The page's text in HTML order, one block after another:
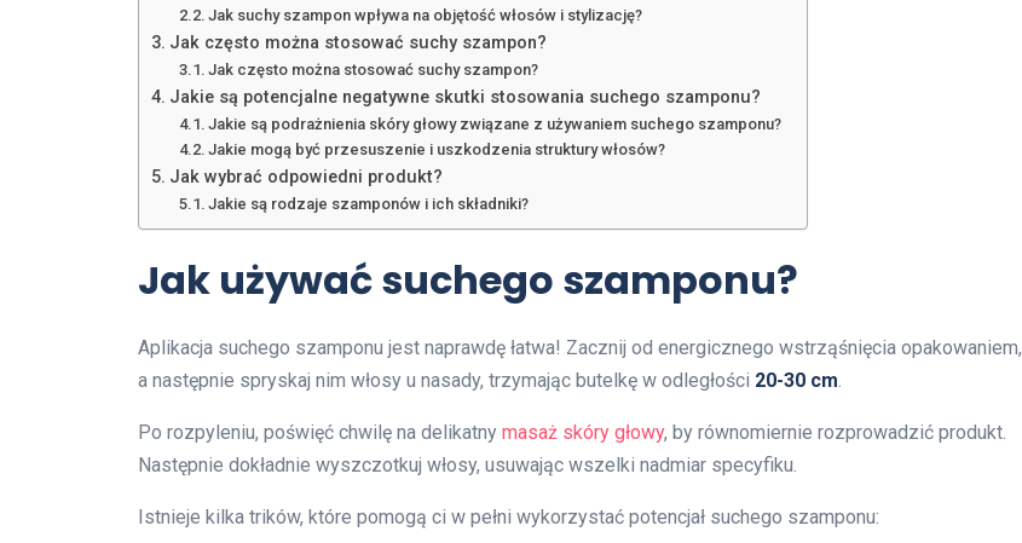
Jak suchy szampon wpływa na objętość włosów i stylizację?
Jak często można stosować suchy szampon?
Jak często można stosować suchy szampon?
Jakie są potencjalne negatywne skutki stosowania suchego szamponu?
Jakie są podrażnienia skóry głowy związane z używaniem suchego szamponu?
Jakie mogą być przesuszenie i uszkodzenia struktury włosów?
Jak wybrać odpowiedni produkt?
Jakie są rodzaje szamponów i ich składniki?
Jak używać suchego szamponu?
Aplikacja suchego szamponu jest naprawdę łatwa! Zacznij od energicznego wstrząśnięcia opakowaniem,
a następnie spryskaj nim włosy u nasady, trzymając butelkę w odległości 20-30 cm.
Po rozpyleniu, poświęć chwilę na delikatny masaż skóry głowy, by równomiernie rozprowadzić produkt.
Następnie dokładnie wyszczotkuj włosy, usuwając wszelki nadmiar specyfiku.
Istnieje kilka trików, które pomogą ci w pełni wykorzystać potencjał suchego szamponu: